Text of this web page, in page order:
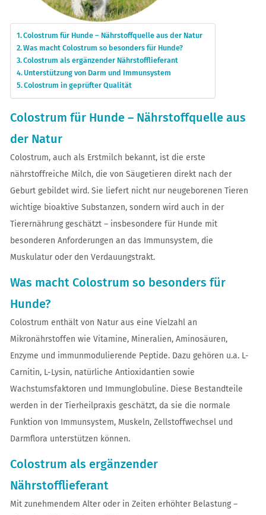
Colostrum für Hunde – Nährstoffquelle aus der Natur
Was macht Colostrum so besonders für Hunde?
Colostrum als ergänzender Nährstofflieferant
Unterstützung von Darm und Immunsystem
Colostrum in geprüfter Qualität
Colostrum für Hunde – Nährstoffquelle aus
der Natur
Colostrum, auch als Erstmilch bekannt, ist die erste
nährstoffreiche Milch, die von Säugetieren direkt nach der
Geburt gebildet wird. Sie liefert nicht nur neugeborenen Tieren
wichtige bioaktive Substanzen, sondern wird auch in der
Tierernährung geschätzt – insbesondere für Hunde mit
besonderen Anforderungen an das Immunsystem, die
Muskulatur oder den Verdauungstrakt.
Was macht Colostrum so besonders für
Hunde?
Colostrum enthält von Natur aus eine Vielzahl an
Mikronährstoffen wie Vitamine, Mineralien, Aminosäuren,
Enzyme und immunmodulierende Peptide. Dazu gehören u.a. L-
Carnitin, L-Lysin, natürliche Antioxidantien sowie
Wachstumsfaktoren und Immunglobuline. Diese Bestandteile
werden in der Tierheilpraxis geschätzt, da sie die normale
Funktion von Immunsystem, Muskeln, Zellstoffwechsel und
Darmflora unterstützen können.
Colostrum als ergänzender
Nährstofflieferant
Mit zunehmendem Alter oder in Zeiten erhöhter Belastung –